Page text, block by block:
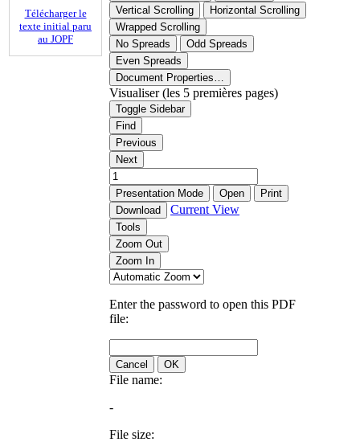
Télécharger le
texte initial paru
au JOPF
Vertical Scrolling
Horizontal Scrolling
Wrapped Scrolling
No Spreads
Odd Spreads
Even Spreads
Document Properties…
Visualiser (les 5 premières pages)
Toggle Sidebar
Find
Previous
Next
Presentation Mode Open
Print
Download
Current View
Tools
Zoom Out
Zoom In
Enter the password to open this PDF
file:
Cancel OK
File name:
-
File size: